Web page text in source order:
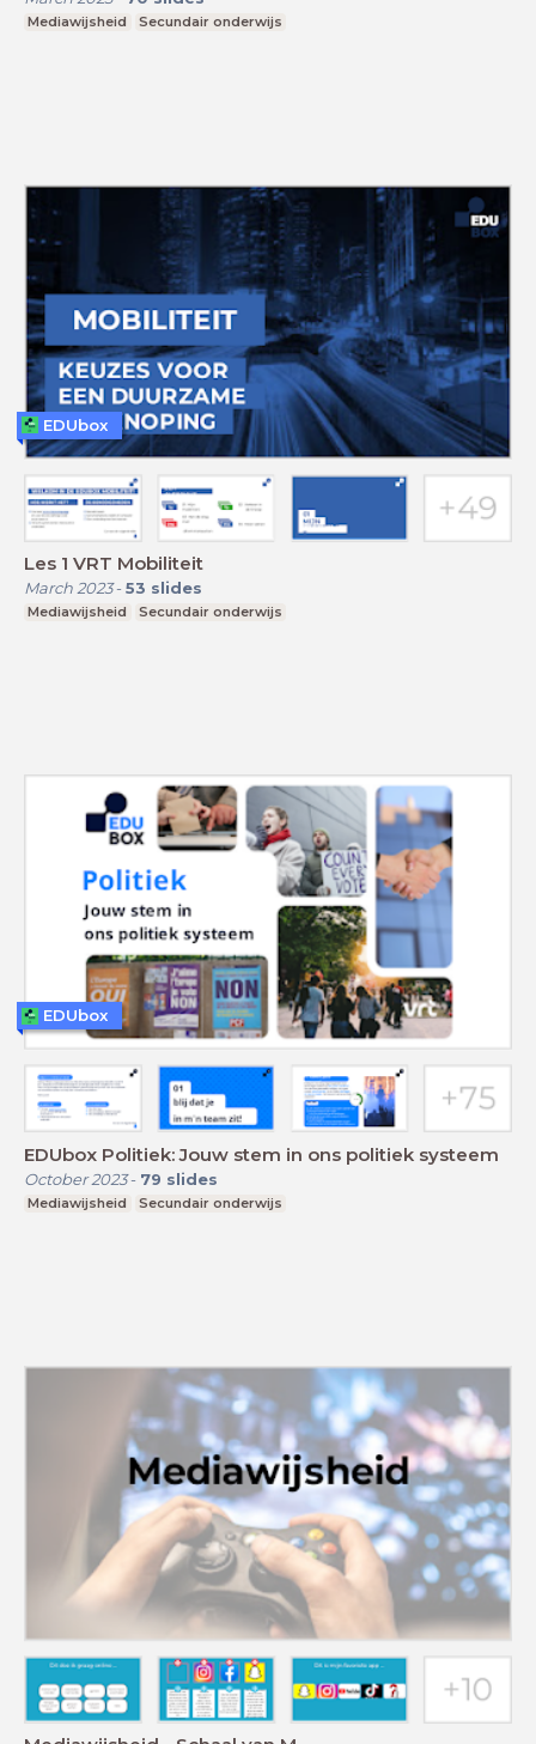
Mediawijsheid Secundair onderwijs
Les 1 VRT Mobiliteit
March 2023- 53 slides
Mediawijsheid Secundair onderwijs
EDUbox
EDUbox Politiek: Jouw stem in ons politiek systeem
October 2023- 79 slides
Mediawijsheid Secundair onderwijs
EDUbox